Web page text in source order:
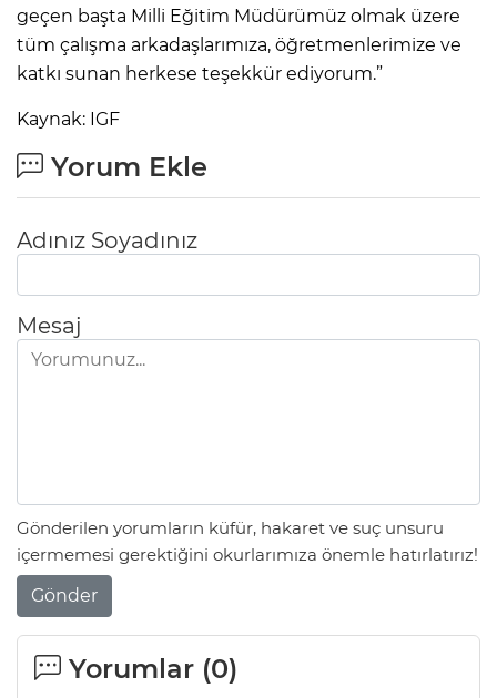
geçen başta Milli Eğitim Müdürümüz olmak üzere
tüm çalışma arkadaşlarımıza, öğretmenlerimize ve
katkı sunan herkese teşekkür ediyorum.”
Kaynak: IGF
Yorum Ekle
Adınız Soyadınız
Mesaj
Gönderilen yorumların küfür, hakaret ve suç unsuru
içermemesi gerektiğini okurlarımıza önemle hatırlatırız!
Gönder
Yorumlar (0)